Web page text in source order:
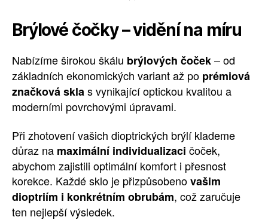
Brýlové čočky – vidění na míru
Nabízíme širokou škálu brýlových čoček– od
základních ekonomických variant až po prémiová
značková sklas vynikající optickou kvalitou a
moderními povrchovými úpravami.
Při zhotovení vašich dioptrických brýlí klademe
důraz na maximální individualizaci čoček,
abychom zajistili optimální komfort i přesnost
korekce. Každé sklo je přizpůsobenovašim
dioptriím i konkrétním obrubám, což zaručuje
ten nejlepší výsledek.